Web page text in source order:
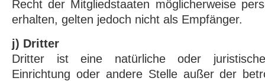
Recht der Mitgliedstaaten möglicherweise
erhalten, gelten jedoch nicht als Empfänger.
j) Dritter
Dritter ist eine natürliche oder
Einrichtung oder andere Stelle außer der